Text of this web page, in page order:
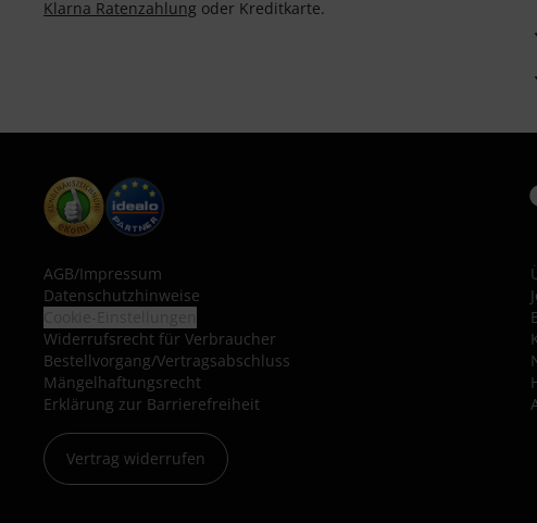
Klarna Ratenzahlung oder Kreditkarte.
AGB/Impressum
Datenschutzhinweise
Widerrufsrecht für Verbraucher
Bestellvorgang/Vertragsabschluss
Mängelhaftungsrecht
Erklärung zur Barrierefreiheit
Vertrag widerrufen